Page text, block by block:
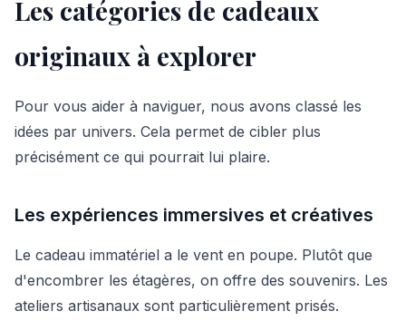
Les catégories de cadeaux
originaux à explorer
Pour vous aider à naviguer, nous avons classé les
idées par univers. Cela permet de cibler plus
précisément ce qui pourrait lui plaire.
Les expériences immersives et créatives
Le cadeau immatériel a le vent en poupe. Plutôt que
d'encombrer les étagères, on offre des souvenirs. Les
ateliers artisanaux sont particulièrement prisés.